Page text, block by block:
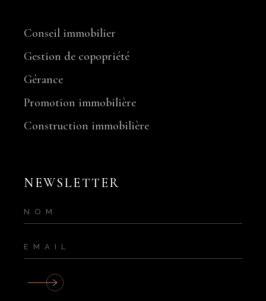
Conseil immobilier
Gestion de copopriété
Gérance
Promotion immobilière
Construction immobilière
NEWSLETTER